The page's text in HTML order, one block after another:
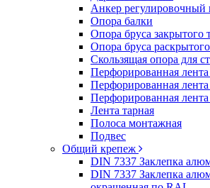
Анкер регулировочный
Опора балки
Опора бруса закрытого
Опора бруса
Скользящая опора для
Перфорированная
Перфорированная лента
Перфорированная
Лента тарная
Полоса монтажная
Подвес
Общий крепеж
DIN 7337 Заклепка
DIN 7337 Заклепка